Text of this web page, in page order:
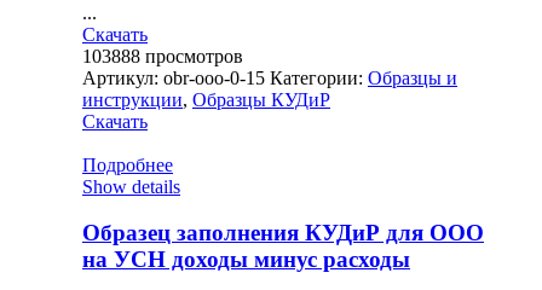
...
Скачать
103888 просмотров
Артикул: obr-ooo-0-15 Категории: Образцы и
инструкции, Образцы КУДиР
Скачать
Подробнее
Show details
Образец заполнения КУДиР для ООО
на УСН доходы минус расходы